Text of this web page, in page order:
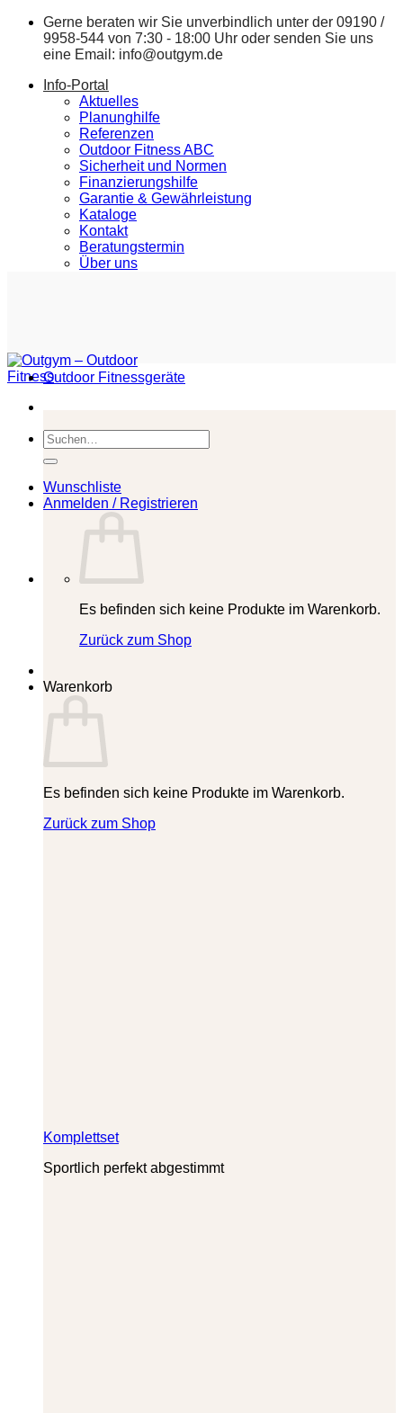
Zum
springen
Gerne beraten wir Sie unverbindlich unter der 09190 /
9958-544 von 7:30 - 18:00 Uhr oder senden Sie uns
eine Email: info@outgym.de
Info-Portal
Aktuelles
Planunghilfe
Referenzen
Outdoor Fitness ABC
Sicherheit und Normen
Finanzierungshilfe
Garantie & Gewährleistung
Kataloge
Kontakt
Beratungstermin
Über uns
Suchen
nach:
Wunschliste
Anmelden / Registrieren
Es befinden sich keine Produkte im Warenkorb.
Zurück zum Shop
Warenkorb
Es befinden sich keine Produkte im Warenkorb.
Zurück zum Shop
Outdoor Fitnessgeräte
Komplettset
Sportlich perfekt abgestimmt